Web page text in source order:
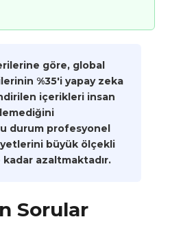
göre, global
%35'i yapay zeka
içerikleri insan
durum profesyonel
büyük ölçekli
azaltmaktadır.
Sorular